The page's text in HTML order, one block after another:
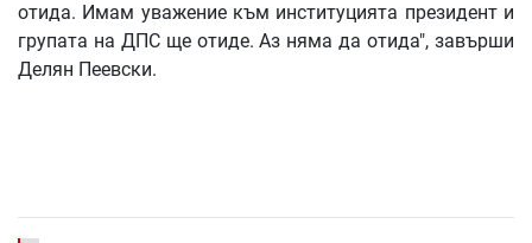
отида. Имам уважение към институцията президент и
групата на ДПС ще отиде. Аз няма да отида", завърши
Делян Пеевски.